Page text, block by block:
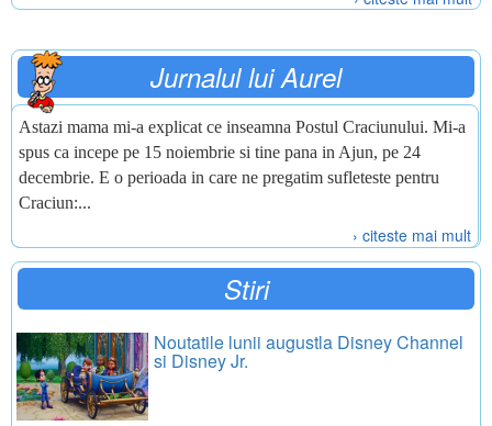
Jurnalul lui Aurel
Astazi mama mi-a explicat ce inseamna Postul Craciunului. Mi-a
spus ca incepe pe 15 noiembrie si tine pana in Ajun, pe 24
decembrie. E o perioada in care ne pregatim sufleteste pentru
Craciun:...
› citeste mai mult
Stiri
Noutatile lunii augustla Disney Channel
si Disney Jr.